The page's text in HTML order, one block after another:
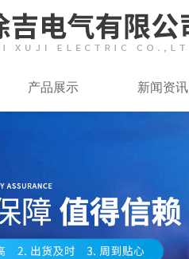
产品展示 新闻资讯